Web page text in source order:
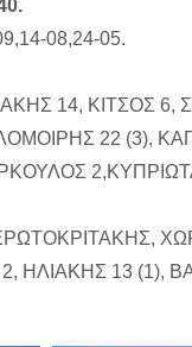
08,24-05.
14, ΚΙΤΣΟΣ
22 (3),
ΗΛΙΑΚΗΣ 13 (1),